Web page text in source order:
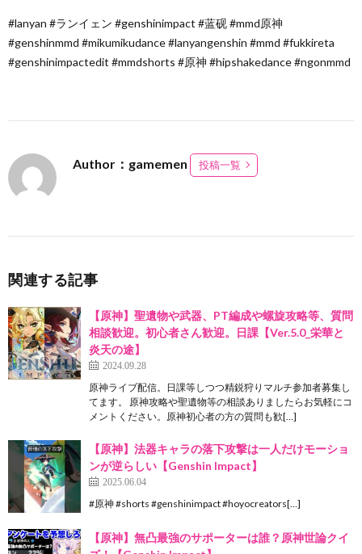
#lanyan #ランイェン #genshinimpact #蓝砚 #mmd原神
#genshinmmd #mikumikudance #lanyangenshin #mmd #fukkireta
#genshinimpactedit #mmdshorts #原神 #hipshakedance #ngonmmd
Author：gamemen 投稿一覧
関連する記事
【原神】聖遺物や武器、PT編成や螺旋攻略等、質問
相談歓迎。初心者さん歓迎。日課【Ver.5.0_栄華と
炎天の途】
2024.09.28
原神ライブ配信。日課等しつつ精鋭狩りマルチ参加者募集し
てます。 原神攻略や聖遺物等の相談ありましたらお気軽にコ
メントください。原神初心者の方の質問も歓[…]
【原神】法器キャラの落下攻撃は一人だけモーショ
ンが逆らしい【Genshin Impact】
2025.06.04
#原神 #shorts #genshinimpact #hoyocreators[…]
【原神】無凸最強のサポーターは誰？原神世論クイ